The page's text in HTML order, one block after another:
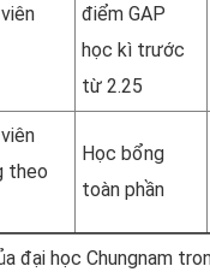
điểm GAP
học kì trước
từ 2.25
theo
Học bổng
toàn phần
đại học Chungnam